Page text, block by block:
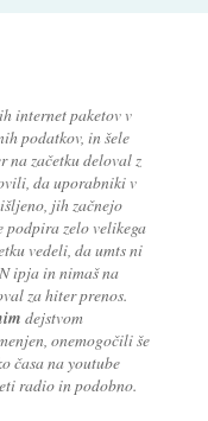
internet paketov v
podatkov, in šele
na začetku deloval z
da uporabniki v
jih začnejo
podpira zelo velikega
vedeli, da umts ni
ipja in nimaš na
za hiter prenos.
dejstvom
onemogočili še
časa na youtube
radio in podobno.